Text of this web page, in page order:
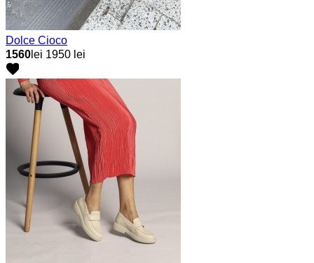
Dolce Cioco
1560 lei 1950 lei